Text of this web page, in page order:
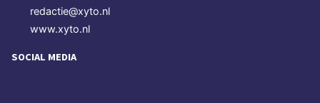
redactie@xyto.nl
www.xyto.nl
SOCIAL MEDIA